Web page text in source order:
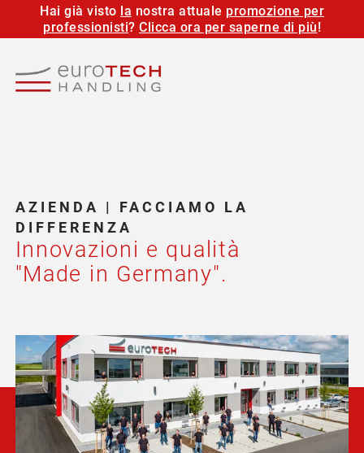
Hai già visto la nostra attuale promozione per
professionisti? Clicca ora per saperne di più!
AZIENDA | FACCIAMO LA
DIFFERENZA
Innovazioni e qualità
"Made in Germany".